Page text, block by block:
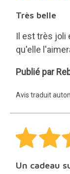
Très belle
Il est très joli
qu'elle
Rebe
Publié par
Avis traduit
Un cadeau